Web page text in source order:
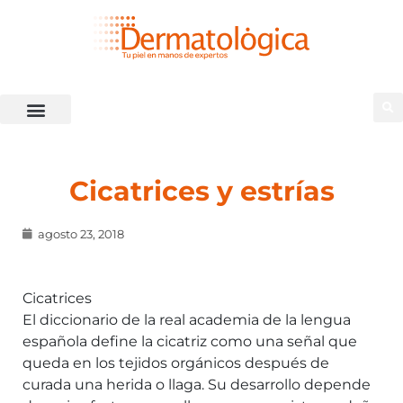
Cicatrices y estrías
agosto 23, 2018
Cicatrices
El diccionario de la real academia de la lengua
española define la cicatriz como una señal que
queda en los tejidos orgánicos después de
curada una herida o llaga. Su desarrollo depende